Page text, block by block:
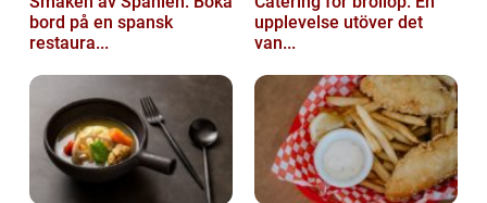
bord på en spansk
restaura...
upplevelse utöver det
van...